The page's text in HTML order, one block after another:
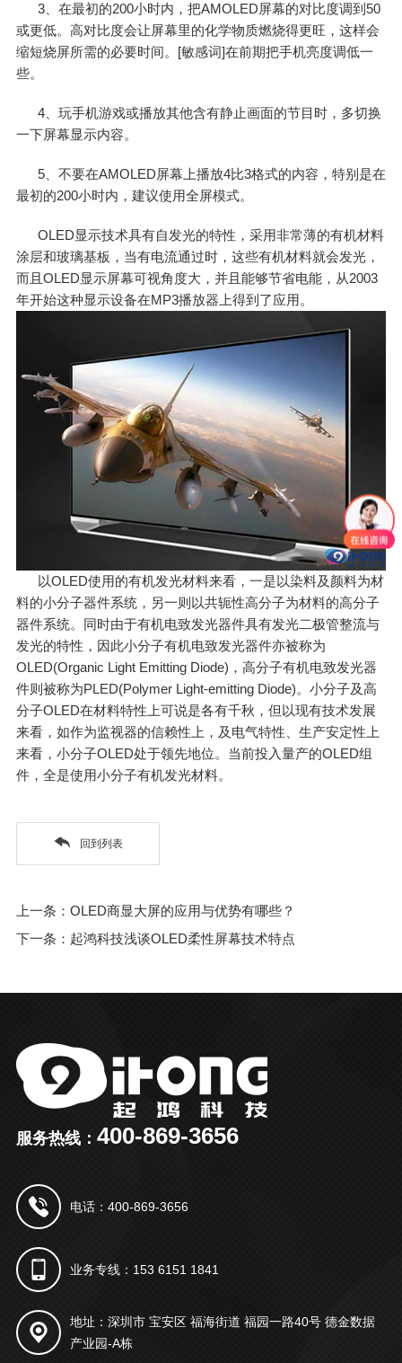
3、在最初的200小时内，把AMOLED屏幕的对比度调到50
或更低。高对比度会让屏幕里的化学物质燃烧得更旺，这样会
缩短烧屏所需的必要时间。[敏感词]在前期把手机亮度调低一
些。
4、玩手机游戏或播放其他含有静止画面的节目时，多切换
一下屏幕显示内容。
5、不要在AMOLED屏幕上播放4比3格式的内容，特别是在
最初的200小时内，建议使用全屏模式。
OLED显示技术具有自发光的特性，采用非常薄的有机材料
涂层和玻璃基板，当有电流通过时，这些有机材料就会发光，
而且OLED显示屏幕可视角度大，并且能够节省电能，从2003
年开始这种显示设备在MP3播放器上得到了应用。
以OLED使用的有机发光材料来看，一是以染料及颜料为材
料的小分子器件系统，另一则以共轭性高分子为材料的高分子
器件系统。同时由于有机电致发光器件具有发光二极管整流与
发光的特性，因此小分子有机电致发光器件亦被称为
OLED(Organic Light Emitting Diode)，高分子有机电致发光器
件则被称为PLED(Polymer Light-emitting Diode)。小分子及高
分子OLED在材料特性上可说是各有千秋，但以现有技术发展
来看，如作为监视器的信赖性上，及电气特性、生产安定性上
来看，小分子OLED处于领先地位。当前投入量产的OLED组
件，全是使用小分子有机发光材料。
回到列表
上一条：OLED商显大屏的应用与优势有哪些？
下一条：起鸿科技浅谈OLED柔性屏幕技术特点
服务热线： 400-869-3656
电话：400-869-3656
业务专线：153 6151 1841
地址：深圳市 宝安区 福海街道 福园一路40号 德金数据
产业园-A栋